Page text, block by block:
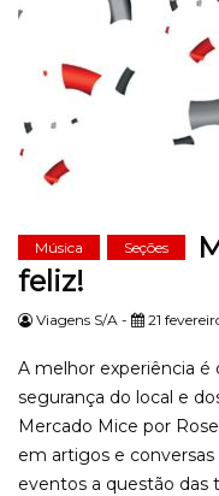
Música Seções
feliz!
Viagens S/A - 21
A melhor experiência é
segurança do local e
Mercado Mice por
em artigos e
eventos a questão das